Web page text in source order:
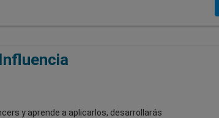
y aprende a aplicarlos, desarrollarás